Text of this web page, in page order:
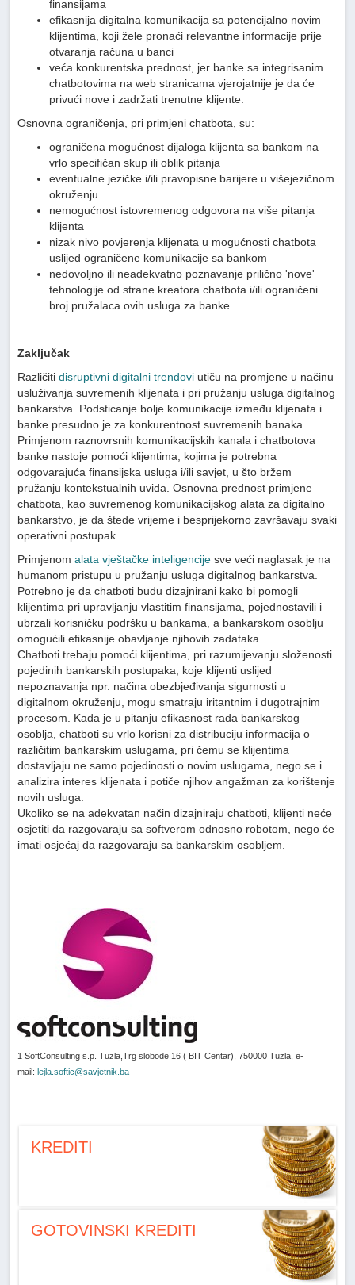
finansijama
efikasnija digitalna komunikacija sa potencijalno novim
klijentima, koji žele pronaći relevantne informacije prije
otvaranja računa u banci
veća konkurentska prednost, jer banke sa integrisanim
chatbotovima na web stranicama vjerojatnije je da će
privući nove i zadržati trenutne klijente.
Osnovna ograničenja, pri primjeni chatbota, su:
ograničena mogućnost dijaloga klijenta sa bankom na
vrlo specifičan skup ili oblik pitanja
eventualne jezičke i/ili pravopisne barijere u višejezičnom
okruženju
nemogućnost istovremenog odgovora na više pitanja
klijenta
nizak nivo povjerenja klijenata u mogućnosti chatbota
uslijed ograničene komunikacije sa bankom
nedovoljno ili neadekvatno poznavanje prilično 'nove'
tehnologije od strane kreatora chatbota i/ili ograničeni
broj pružalaca ovih usluga za banke.
Zaključak
Različitidisruptivni digitalni trendovi utiču na promjene u načinu
usluživanja suvremenih klijenata i pri pružanju usluga digitalnog
bankarstva. Podsticanje bolje komunikacije između klijenata i
banke presudno je za konkurentnost suvremenih banaka.
Primjenom raznovrsnih komunikacijskih kanala i chatbotova
banke nastoje pomoći klijentima, kojima je potrebna
odgovarajuća finansijska usluga i/ili savjet, u što bržem
pružanju kontekstualnih uvida. Osnovna prednost primjene
chatbota, kao suvremenog komunikacijskog alata za digitalno
bankarstvo, je da štede vrijeme i besprijekorno završavaju svaki
operativni postupak.
Primjenomalata vještačke inteligencije sve veći naglasak je na
humanom pristupu u pružanju usluga digitalnog bankarstva.
Potrebno je da chatboti budu dizajnirani kako bi pomogli
klijentima pri upravljanju vlastitim finansijama, pojednostavili i
ubrzali korisničku podršku u bankama, a bankarskom osoblju
omogućili efikasnije obavljanje njihovih zadataka.
Chatboti trebaju pomoći klijentima, pri razumijevanju složenosti
pojedinih bankarskih postupaka, koje klijenti uslijed
nepoznavanja npr. načina obezbjeđivanja sigurnosti u
digitalnom okruženju, mogu smatraju iritantnim i dugotrajnim
procesom. Kada je u pitanju efikasnost rada bankarskog
osoblja, chatboti su vrlo korisni za distribuciju informacija o
različitim bankarskim uslugama, pri čemu se klijentima
dostavljaju ne samo pojedinosti o novim uslugama, nego se i
analizira interes klijenata i potiče njihov angažman za korištenje
novih usluga.
Ukoliko se na adekvatan način dizajniraju chatboti, klijenti neće
osjetiti da razgovaraju sa softverom odnosno robotom, nego će
imati osjećaj da razgovaraju sa bankarskim osobljem.
1 SoftConsulting s.p. Tuzla,Trg slobode 16 ( BIT Centar), 750000 Tuzla, e-
mail:lejla.softic@savjetnik.ba
KREDITI
GOTOVINSKI KREDITI